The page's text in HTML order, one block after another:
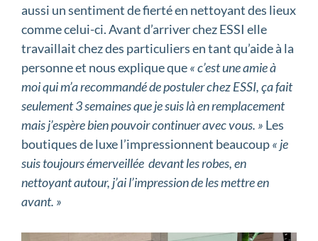
aussi un sentiment de fierté en nettoyant des lieux
comme celui-ci. Avant d’arriver chez ESSI elle
travaillait chez des particuliers en tant qu’aide à la
personne et nous explique que« c’est une amie à
moi qui m’a recommandé de postuler chez ESSI, ça fait
seulement 3 semaines que je suis là en remplacement
mais j’espère bien pouvoir continuer avec vous. » Les
boutiques de luxe l’impressionnent beaucoup« je
suis toujours émerveillée devant les robes, en
nettoyant autour, j’ai l’impression de les mettre en
avant. »